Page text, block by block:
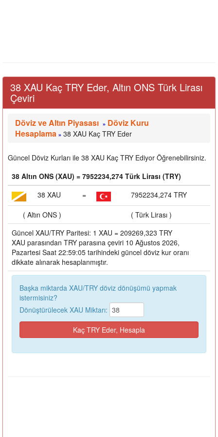
38 XAU Kaç TRY Eder, Altın ONS Türk Lirası
Çeviri
Döviz ve Altın Piyasası » Döviz Kuru
Hesaplama » 38 XAU Kaç TRY Eder
Güncel Döviz Kurları ile 38 XAU Kaç TRY Ediyor Öğrenebilirsiniz.
38 Altın ONS (XAU) = 7952234,274 Türk Lirası (TRY)
38 XAU
= 7952234,274 TRY
( Altın ONS )
( Türk Lirası )
Güncel XAU/TRY Paritesi: 1 XAU = 209269,323 TRY
XAU parasından TRY parasına çeviri 10 Ağustos 2026,
Pazartesi Saat 22:59:05 tarihindeki güncel döviz kur oranı
dikkate alınarak hesaplanmıştır.
Başka miktarda XAU/TRY döviz dönüşümü yapmak
istermisiniz?
Dönüştürülecek XAU Miktarı: